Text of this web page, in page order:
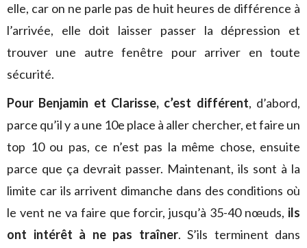
elle, car on ne parle pas de huit heures de différence à
l’arrivée, elle doit laisser passer la dépression et
trouver une autre fenêtre pour arriver en toute
sécurité.
Pour Benjamin et Clarisse, c’est différent, d’abord,
parce qu’il y a une 10e place à aller chercher, et faire un
top 10 ou pas, ce n’est pas la même chose, ensuite
parce que ça devrait passer. Maintenant, ils sont à la
limite car ils arrivent dimanche dans des conditions où
le vent ne va faire que forcir, jusqu’à 35-40 nœuds, ils
ont intérêt à ne pas traîner. S’ils terminent dans